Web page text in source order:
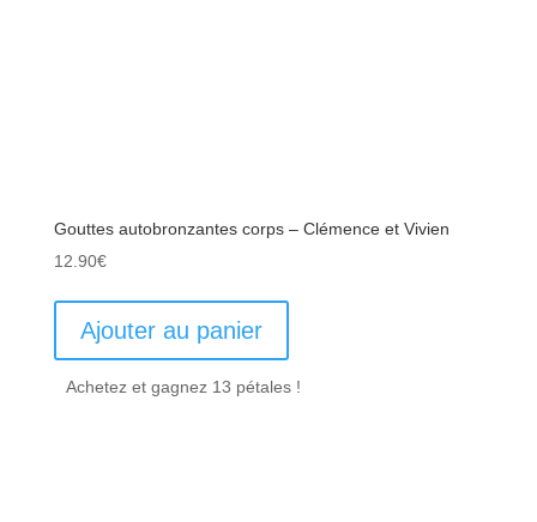
Gouttes autobronzantes corps – Clémence et Vivien
12.90€
Ajouter au panier
Achetez et gagnez 13 pétales !